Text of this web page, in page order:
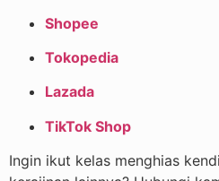
Shopee
Tokopedia
Lazada
TikTok Shop
Ingin ikut kelas menghias